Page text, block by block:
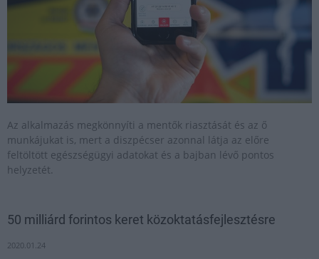
Az alkalmazás megkönnyíti a mentők riasztását és az ő
munkájukat is, mert a diszpécser azonnal látja az előre
feltöltött egészségügyi adatokat és a bajban lévő pontos
helyzetét.
50 milliárd forintos keret közoktatásfejlesztésre
2020.01.24